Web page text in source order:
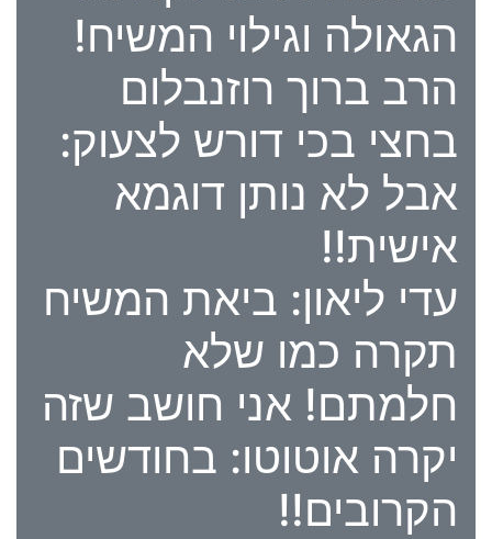
הגאולה וגילוי המשיח!
הרב ברוך רוזנבלום
בחצי בכי דורש לצעוק:
אבל לא נותן דוגמא
אישית!!
עדי ליאון: ביאת המשיח
תקרה כמו שלא
חלמתם! אני חושב שזה
יקרה אוטוטו: בחודשים
הקרובים!!